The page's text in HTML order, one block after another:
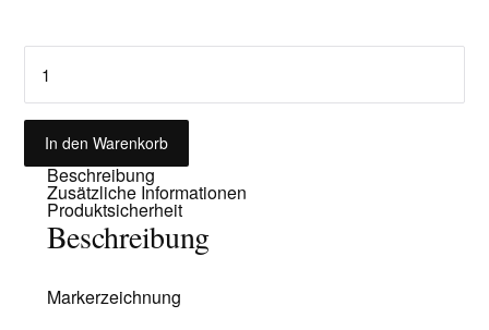
S
l
s
o
In den Warenkorb
Beschreibung
Zusätzliche Informationen
Produktsicherheit
Beschreibung
Markerzeichnung